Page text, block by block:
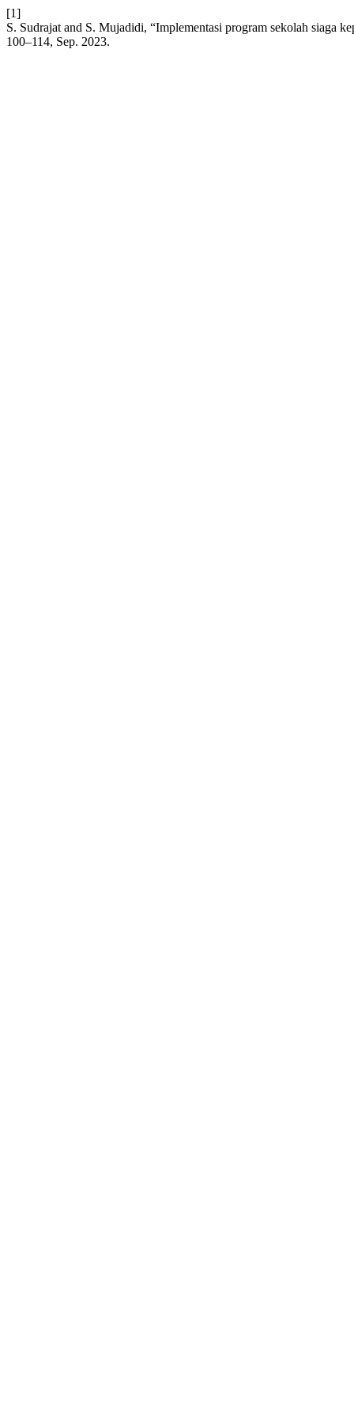
[1]
S. Sudrajat and S. Mujadidi, “Implementasi program sekolah siaga
100–114, Sep. 2023.